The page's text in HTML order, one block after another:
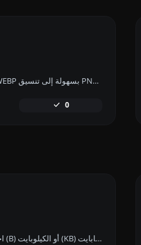
قم بتحويل ملفات الصور WEBP بسهولة إلى تنسيق PNG باستخدام أداة تحويل WEBP إلى PNG للحصول على صور عالية الجودة.
0
احسب حجم أي نص بالبايت (B) أو الكيلوبايت (KB) أو الميجابايت (MB) باستخدام أداة حساب حجم النص لدينا.